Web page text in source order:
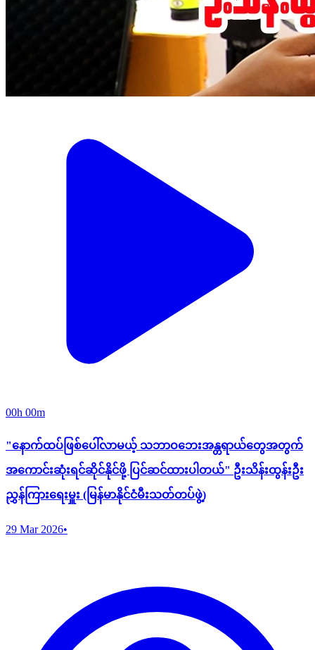
00h 00m
‌‌"နောက်ထပ်ဖြစ်ပေါ်လာမယ့် သဘာဝဘေးအန္တရာယ်တွေအတွက်
အကောင်းဆုံးရင်ဆိုင်နိုင်ဖို့ ပြင်ဆင်ထားပါတယ်" ဦးသိန်းထွန်းဦး
ညွှန်ကြားရေးမှူး (မြန်မာနိုင်ငံမီးသတ်တပ်ဖွဲ့)
29 Mar 2026•